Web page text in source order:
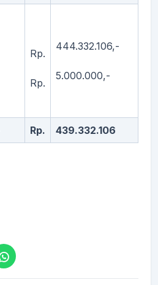
Rp.
Rp.
444.332.106,-
5.000.000,-
Rp. 439.332.106